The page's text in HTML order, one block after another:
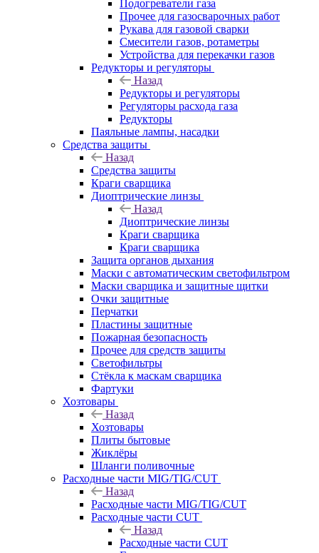
Подогреватели газа
Прочее для газосварочных работ
Рукава для газовой сварки
Смесители газов, ротаметры
Устройства для перекачки газов
Редукторы и регуляторы
Назад
Редукторы и регуляторы
Регуляторы расхода газа
Редукторы
Паяльные лампы, насадки
Средства защиты
Назад
Средства защиты
Краги сварщика
Диоптрические линзы
Назад
Диоптрические линзы
Краги сварщика
Краги сварщика
Защита органов дыхания
Маски с автоматическим светофильтром
Маски сварщика и защитные щитки
Очки защитные
Перчатки
Пластины защитные
Пожарная безопасность
Прочее для средств защиты
Светофильтры
Стёкла к маскам сварщика
Фартуки
Хозтовары
Назад
Хозтовары
Плиты бытовые
Жиклёры
Шланги поливочные
Расходные части MIG/TIG/CUT
Назад
Расходные части MIG/TIG/CUT
Расходные части CUT
Назад
Расходные части CUT